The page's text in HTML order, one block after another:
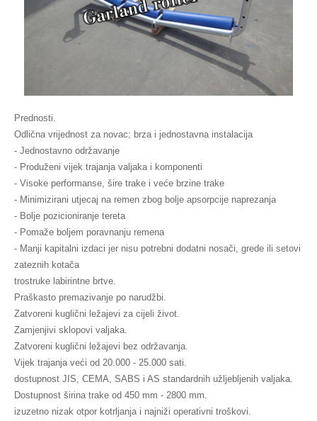
Prednosti.
Odlična vrijednost za novac; brza i jednostavna instalacija
- Jednostavno održavanje
- Produženi vijek trajanja valjaka i komponenti
- Visoke performanse, šire trake i veće brzine trake
- Minimizirani utjecaj na remen zbog bolje apsorpcije naprezanja
- Bolje pozicioniranje tereta
- Pomaže boljem poravnanju remena
- Manji kapitalni izdaci jer nisu potrebni dodatni nosači, grede ili setovi
zateznih kotača
trostruke labirintne brtve.
Praškasto premazivanje po narudžbi.
Zatvoreni kuglični ležajevi za cijeli život.
Zamjenjivi sklopovi valjaka.
Zatvoreni kuglični ležajevi bez održavanja.
Vijek trajanja veći od 20.000 - 25.000 sati.
dostupnost JIS, CEMA, SABS i AS standardnih užljebljenih valjaka.
Dostupnost širina trake od 450 mm - 2800 mm.
izuzetno nizak otpor kotrljanja i najniži operativni troškovi.